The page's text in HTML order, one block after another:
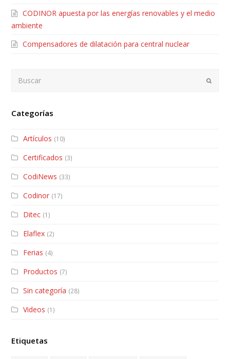
CODINOR apuesta por las energías renovables y el medio
ambiente
Compensadores de dilatación para central nuclear
Categorías
Artículos (10)
Certificados (3)
CodiNews (33)
Codinor (17)
Ditec (1)
Elaflex (2)
Ferias (4)
Productos (7)
Sin categoría (28)
Videos (1)
Etiquetas